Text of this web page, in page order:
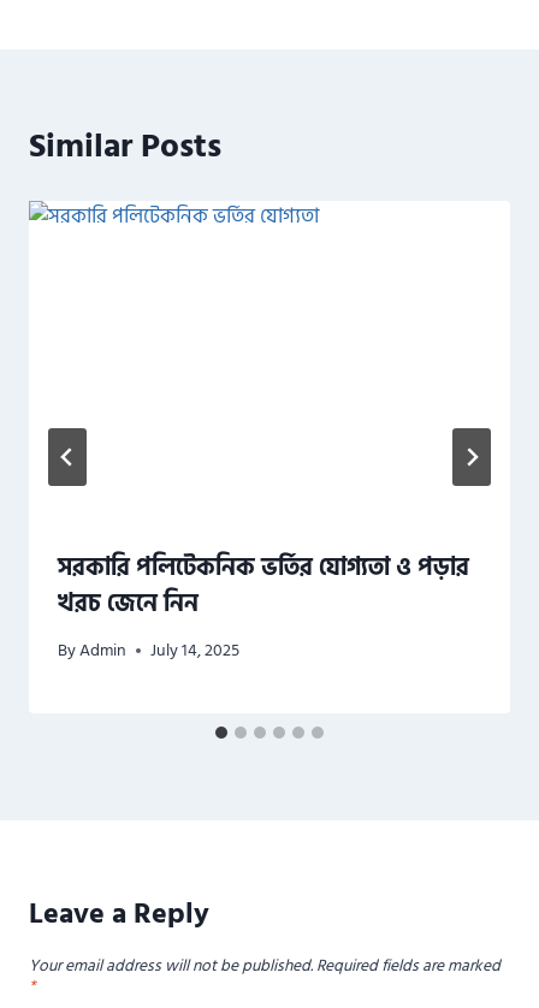
Similar Posts
সরকারি পলিটেকনিক ভর্তির যোগ্যতা ও পড়ার
খরচ জেনে নিন
ByAdmin July 14, 2025
Leave a Reply
Your email address will not be published.Required fields are marked
*